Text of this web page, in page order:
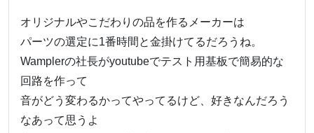
オリジナルやこだわりの品を作るメーカーは
パーツの選定に1番時間と金掛けてるだろうね。
Wamplerの社長がyoutubeでテスト用基板で簡易的な
回路を作って
音がどう変わるかってやってるけど、好きなんだろう
なあって思うよ